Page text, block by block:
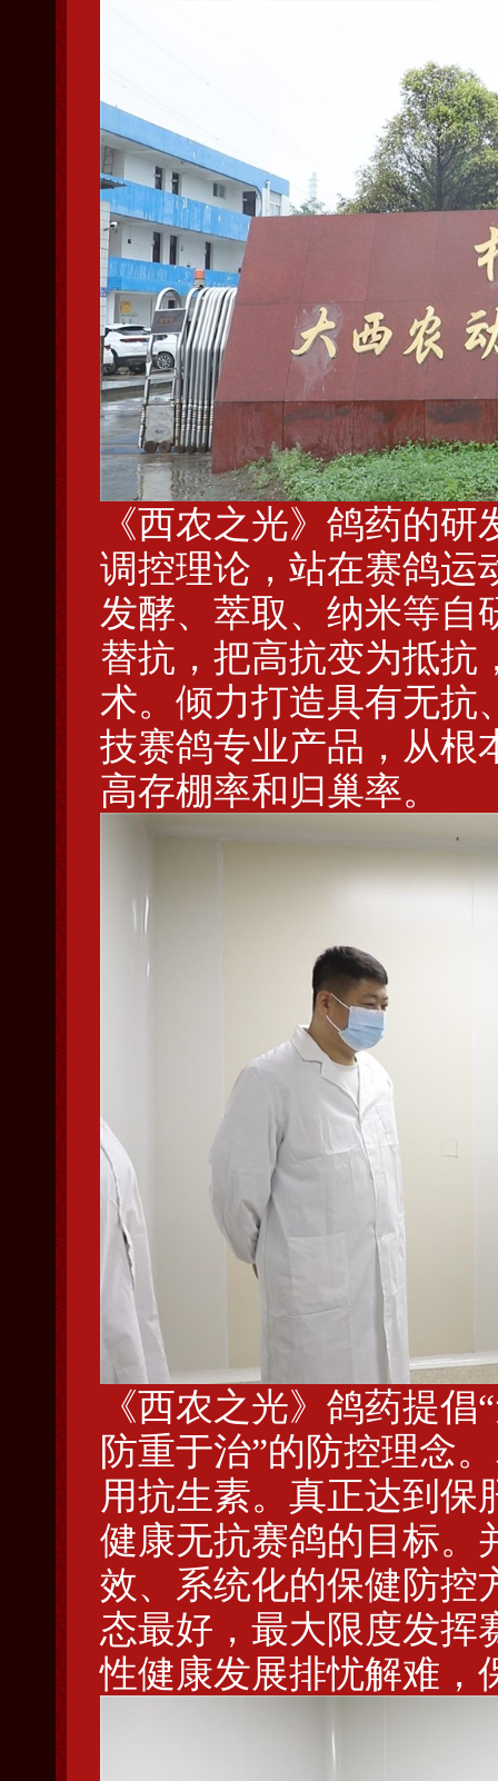
《西农之光》鸽药的
调控理论，站在赛鸽运
发酵、萃取、纳米等自
替抗，把高抗变为抵抗
术。倾力打造具有无抗
技赛鸽专业产品，从根
高存棚率和归巢率。
《西农之光》鸽药提
防重于治”的防控理念
用抗生素。真正达到保
健康无抗赛鸽的目标。
效、系统化的保健防控
态最好，最大限度发挥
性健康发展排忧解难，